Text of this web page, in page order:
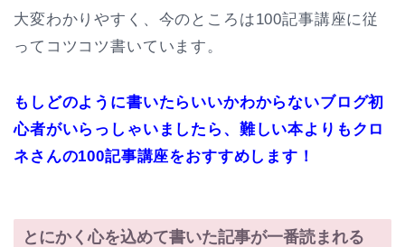
大変わかりやすく、今のところは100記事講座に従
ってコツコツ書いています。
もしどのように書いたらいいかわからないブログ初
心者がいらっしゃいましたら、難しい本よりもクロ
ネさんの100記事講座をおすすめします！
とにかく心を込めて書いた記事が一番読まれる